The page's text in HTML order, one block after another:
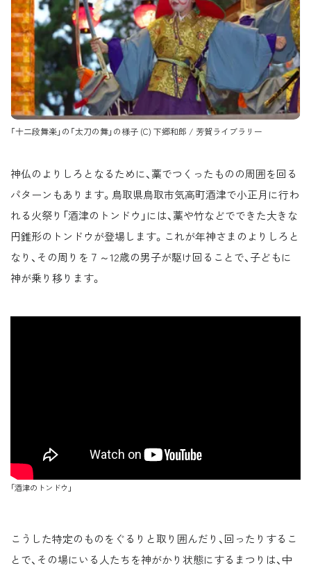
「十二段舞楽」の「太刀の舞」の様子 (C) 下郷和郎 / 芳賀ライブラリー
神仏のよりしろとなるために、藁でつくったものの周囲を回る
パターンもあります。鳥取県鳥取市気高町酒津で小正月に行わ
れる火祭り「酒津のトンドウ」には、藁や竹などでできた大きな
円錐形のトンドウが登場します。これが年神さまのよりしろと
なり、その周りを７～12歳の男子が駆け回ることで、子どもに
神が乗り移ります。
「酒津のトンドウ」
こうした特定のものをぐるりと取り囲んだり、回ったりするこ
とで、その場にいる人たちを神がかり状態にするまつりは、中